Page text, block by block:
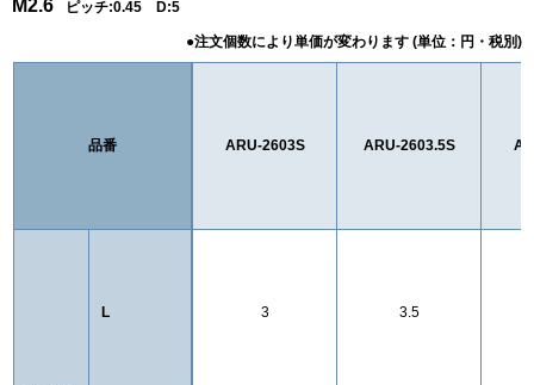
M2.6 ピッチ:0.45 D:5
品番
L
ARU-2603S ARU-2603.5S
3 3.5